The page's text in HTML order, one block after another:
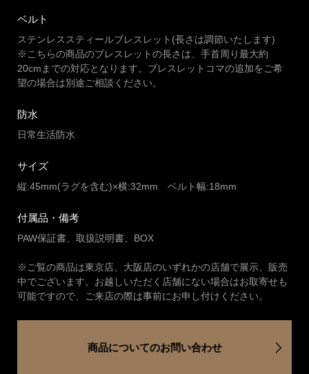
ベルト
ステンレススティールブレスレット(長さは調節いたします)
※こちらの商品のブレスレットの長さは、手首周り最大約
20cmまでの対応となります。ブレスレットコマの追加をご希
望の場合は別途ご相談ください。
防水
日常生活防水
サイズ
縦:45mm(ラグを含む)×横:32mm ベルト幅:18mm
付属品・備考
PAW保証書、取扱説明書、BOX
※ご覧の商品は東京店、大阪店のいずれかの店舗で展示、販売
中でございます。お越しいただく店舗にない場合はお取寄せも
可能ですので、ご来店の際は事前にお申し付けください。
商品についてのお問い合わせ